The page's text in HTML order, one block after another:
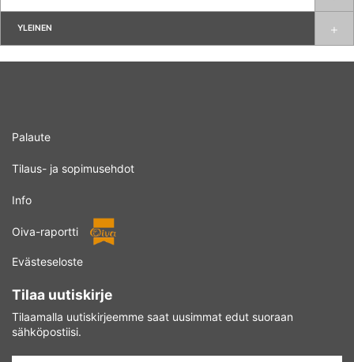
YLEINEN
Palaute
Tilaus- ja sopimusehdot
Info
Oiva-raportti
Evästeseloste
Tilaa uutiskirje
Tilaamalla uutiskirjeemme saat uusimmat edut suoraan
sähköpostiisi.